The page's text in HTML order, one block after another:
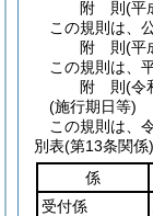
附 則(平
この規則は、
附 則(平
この規則は、
附 則(令
(施行期日等)
この規則は、
別表(第13条関係)
係
受付係